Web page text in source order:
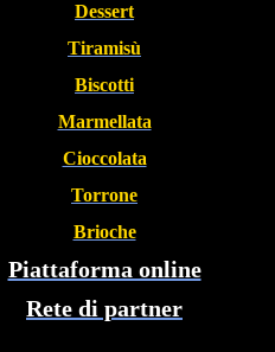
Dessert
Tiramisù
Biscotti
Marmellata
Cioccolata
Torrone
Brioche
Piattaforma online
Rete di partner